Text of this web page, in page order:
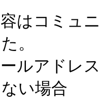
はコミュ
。
ルアドレ
い場合